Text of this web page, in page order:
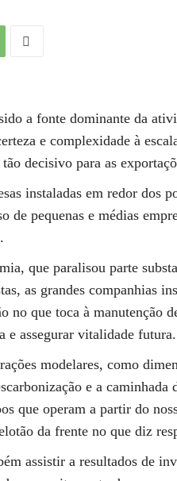
a fonte dominante da
e complexidade à
decisivo para as
instaladas em redor dos
de pequenas e médias
que paralisou parte
as grandes companhias
no que toca à manutenção
e assegurar vitalidade futura.
modelares, como
e a caminhada
que operam a partir do
da frente no que diz
assistir a resultados de